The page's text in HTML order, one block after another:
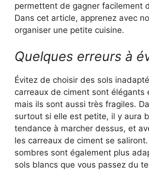
permettent de gagner facilement
Dans cet article, apprenez avec
organiser une petite cuisine.
Quelques erreurs à
Évitez de choisir des sols
carreaux de ciment sont élégants
mais ils sont aussi très fragiles.
surtout si elle est petite, il y aura
tendance à marcher dessus, et
les carreaux de ciment se
sombres sont également plus
sols blancs que vous passez du